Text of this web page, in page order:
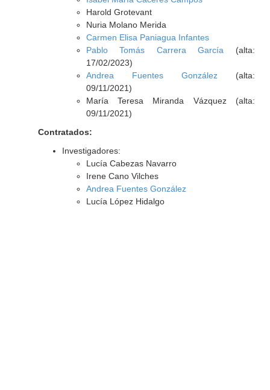
Harold Grotevant
Nuria Molano Merida
Carmen Elisa Paniagua Infantes
Pablo Tomás Carrera García (alta:
17/02/2023)
Andrea Fuentes González(alta:
09/11/2021)
María Teresa Miranda Vázquez (alta:
09/11/2021)
Contratados:
Investigadores:
Lucía Cabezas Navarro
Irene Cano Vilches
Andrea Fuentes González
Lucía López Hidalgo